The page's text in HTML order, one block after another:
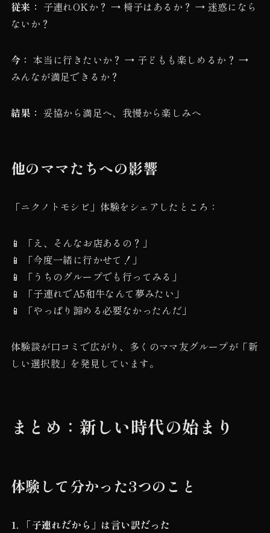
従来： 子連れOKか？ → 椅子はあるか？ → 迷惑になら
ないか？
今： 本当に行きたいか？ → 子どもも楽しめるか？ →
みんなが満足できるか？
結果： 妥協から満足へ、我慢から楽しみへ
他のママたちへの影響
「ニクノトモシビ」体験をシェアしたところ：
📱 「え、そんなお店あるの？」
📱 「今度一緒に行かせて！」
📱 「うちのグループでも行ってみる」
📱 「子連れでA5和牛なんて夢みたい」
📱 「やっぱり諦める必要なかったんだ」
体験談が口コミで広がり、多くのママ友グループが「新
しい選択肢」を発見しています。
まとめ：新しい時代の始まり
体験して分かった3つのこと
1. 「子連れだから」は言い訳だった